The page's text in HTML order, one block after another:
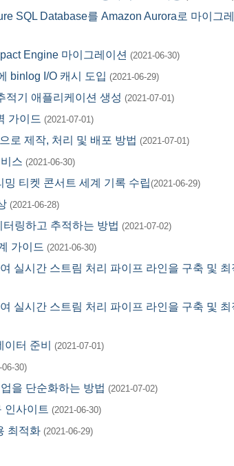
SQL Database를 Amazon Aurora로 마이그
Engine 마이그레이션 (2021-06-30)
binlog I/O 캐시 도입 (2021-06-29)
적기 애플리케이션 생성 (2021-07-01)
가이드 (2021-07-01)
로 제작, 처리 및 배포 방법 (2021-07-01)
스 (2021-06-30)
티켓 콘서트 세계 기록 수립(2021-06-29)
(2021-06-28)
링하고 추적하는 방법 (2021-07-02)
가이드 (2021-06-30)
실시간 스트림 처리 파이프 라인을 구축 및 최
실시간 스트림 처리 파이프 라인을 구축 및 최
터 준비 (2021-07-01)
06-30)
을 단순화하는 방법 (2021-07-02)
인사이트 (2021-06-30)
최적화 (2021-06-29)